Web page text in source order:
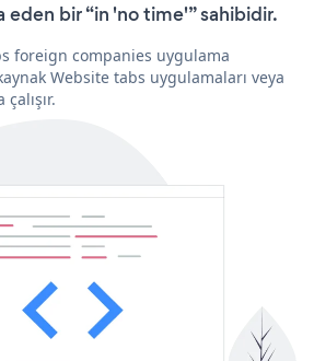
bir “in 'no time'” sahibidir.
foreign companies uygulama
Website tabs uygulamaları veya